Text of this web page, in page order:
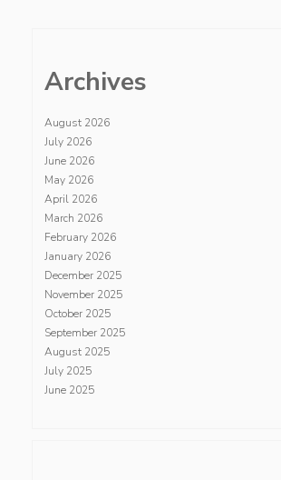
Archives
August 2026
July 2026
June 2026
May 2026
April 2026
March 2026
February 2026
January 2026
December 2025
November 2025
October 2025
September 2025
August 2025
July 2025
June 2025